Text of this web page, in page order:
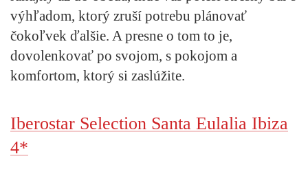
výhľadom, ktorý zruší potrebu plánovať
čokoľvek ďalšie. A presne o tom to je,
dovolenkovať po svojom, s pokojom a
komfortom, ktorý si zaslúžite.
Iberostar Selection Santa Eulalia Ibiza
4*